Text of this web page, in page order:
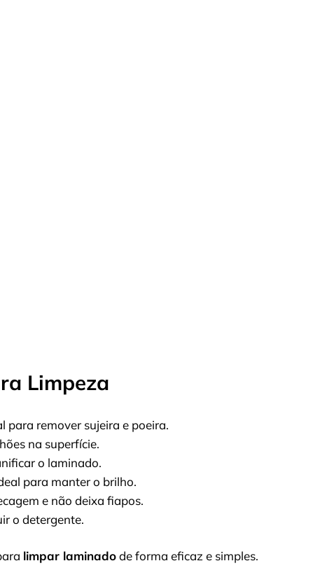
Limpeza
para remover sujeira e poeira.
na superfície.
o laminado.
para manter o brilho.
e não deixa fiapos.
o detergente.
limpar laminadode forma eficaz e simples.